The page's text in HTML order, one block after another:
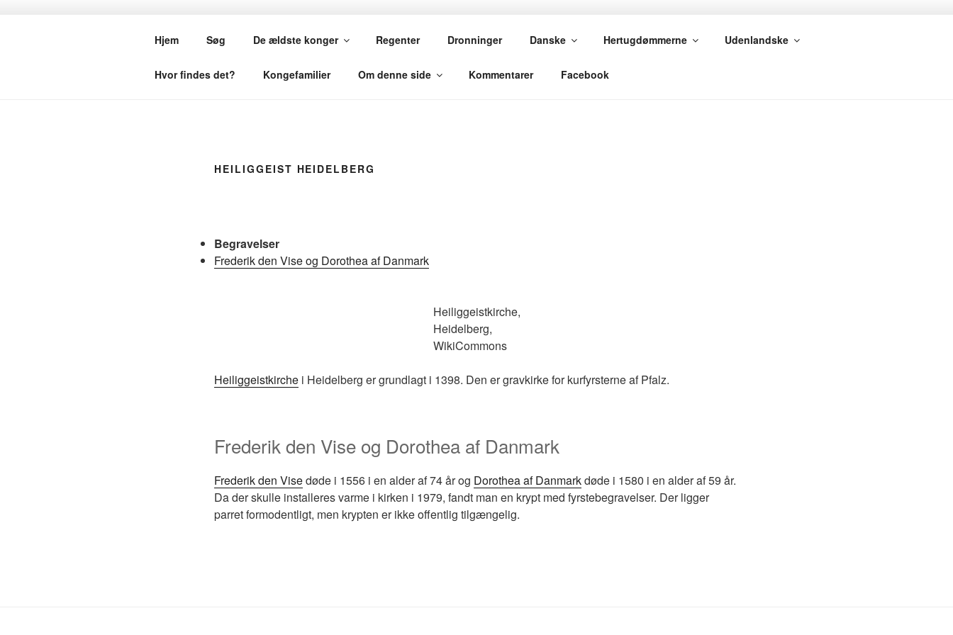
KONGEGRAVE
Hjem Søg De ældste konger Regenter Dronninger Danske Hertugdømmerne Udenlandske
Hvor findes det? Kongefamilier Om denne side Kommentarer Facebook
HEILIGGEIST HEIDELBERG
Begravelser
Frederik den Vise og Dorothea af Danmark
Heiliggeistkirche,
Heidelberg,
WikiCommons
Heiliggeistkirche i Heidelberg er grundlagt i 1398. Den er gravkirke for kurfyrsterne af Pfalz.
Frederik den Vise og Dorothea af Danmark
Frederik den Visedøde i 1556 i en alder af 74 år og Dorothea af Danmarkdøde i 1580 i en alder af 59 år.
Da der skulle installeres varme i kirken i 1979, fandt man en krypt med fyrstebegravelser. Der ligger
parret formodentligt, men krypten er ikke offentlig tilgængelig.